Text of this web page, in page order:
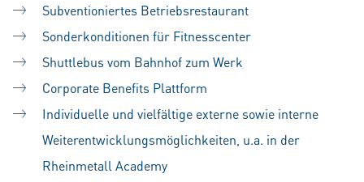
Subventioniertes Betriebsrestaurant
Sonderkonditionen für Fitnesscenter
Shuttlebus vom Bahnhof zum Werk
Corporate Benefits Plattform
Individuelle und vielfältige externe sowie interne
Weiterentwicklungsmöglichkeiten, u.a. in der
Rheinmetall Academy